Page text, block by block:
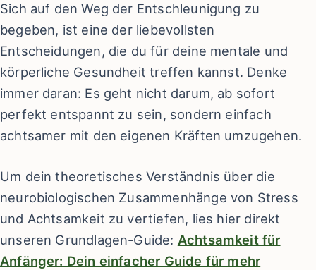
Sich auf den Weg der Entschleunigung zu
begeben, ist eine der liebevollsten
Entscheidungen, die du für deine mentale und
körperliche Gesundheit treffen kannst. Denke
immer daran: Es geht nicht darum, ab sofort
perfekt entspannt zu sein, sondern einfach
achtsamer mit den eigenen Kräften umzugehen.
Um dein theoretisches Verständnis über die
neurobiologischen Zusammenhänge von Stress
und Achtsamkeit zu vertiefen, lies hier direkt
unseren Grundlagen-Guide: Achtsamkeit für
Anfänger: Dein einfacher Guide für mehr